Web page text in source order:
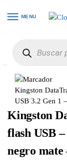
MENU
Kingston
USB 3.2 Gen 1
Kingston
flash USB
negro